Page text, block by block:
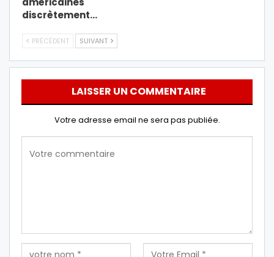
discrètement…
PRÉCÉDENT SUIVANT
LAISSER UN COMMENTAIRE
Votre adresse email ne sera pas publiée.